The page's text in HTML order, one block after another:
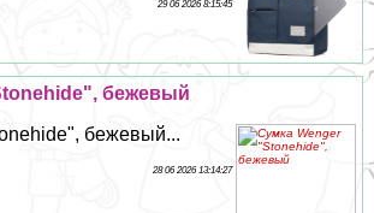
29 06 2026 8:15:45
бежевый
бежевый...
28 06 2026 13:14:27